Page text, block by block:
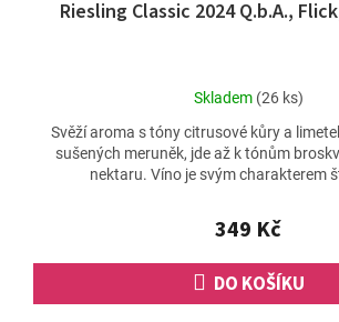
Riesling Classic 2024 Q.b.A.,
Průměrné
produktu
je
5,0
5
hvězdiček.
Skladem (26 ks)
349 Kč
DO KOŠÍKU
Svěží aroma s tóny citrusové kůry a
sušených meruněk, jde až k tónům
nektaru. Víno je svým charakterem